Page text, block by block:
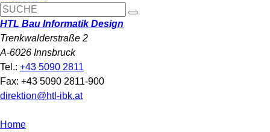
HTL Bau Informatik Design
Trenkwalderstraße 2
A-6026 Innsbruck
Tel.: +43 5090 2811
Fax: +43 5090 2811-900
direktion@htl-ibk.at
Home